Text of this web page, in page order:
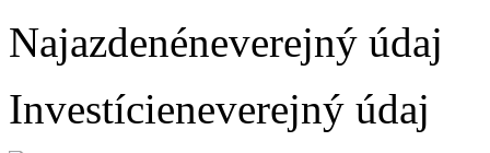
Najazdenéneverejný údaj
Investícieneverejný údaj